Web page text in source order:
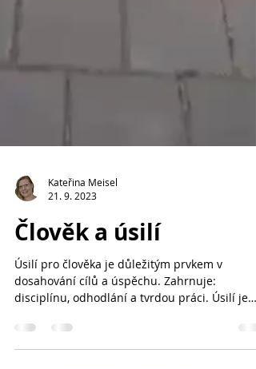
Kateřina Meisel
21. 9. 2023
Člověk a úsilí
Úsilí pro člověka je důležitým prvkem v